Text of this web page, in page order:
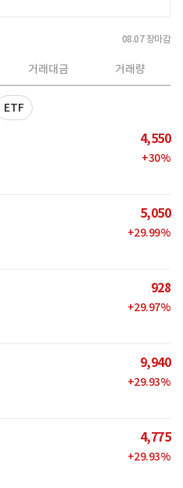
08.07 장마감
거래대금 거래량
ETF
4,550
+30%
5,050
+29.99%
928
+29.97%
9,940
+29.93%
4,775
+29.93%